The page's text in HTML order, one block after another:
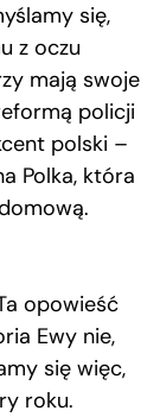
się,
z oczu
mają swoje
policji
polski –
Polka, która
opowieść
Ewy nie,
się więc,
roku.